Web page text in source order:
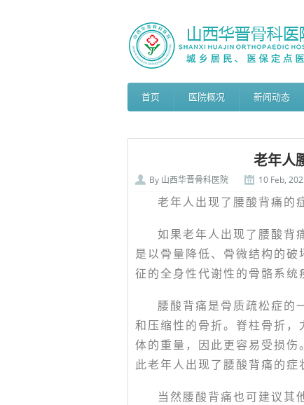
首页 医院概况 新闻动态
老年人
By 山西华晋骨科医院 10 Feb,
老年人出现了腰酸背痛的
如果老年人出现了腰酸背
是以骨量降低、骨微结构的
征的全身性代谢性的骨骼系统
腰酸背痛是骨质疏松症的
和压缩性的骨折。脊柱骨折
体的重量，因此更容易受损
此老年人出现了腰酸背痛的症
当然腰酸背痛也可建议其